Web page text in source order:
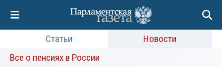
Статьи
Новости
Все о пенсиях в России